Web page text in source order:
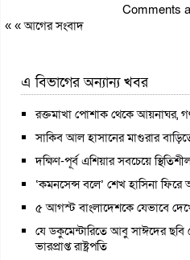
Comments
« «আগের সংবাদ
এ বিভাগের অন্যান্য খবর
রক্তমাখা পোশাক থেকে আয়নাঘর,
সাকিব আল হাসানের মাগুরার
দক্ষিণ-পূর্ব এশিয়ার সবচেয়ে
‘কমনসেন্স বলে’ শেখ হাসিনা
৫ আগস্ট বাংলাদেশকে যেভাবে
যে ডকুমেন্টারিতে আবু সাঈদের
ভারপ্রাপ্ত রাষ্ট্রপতি